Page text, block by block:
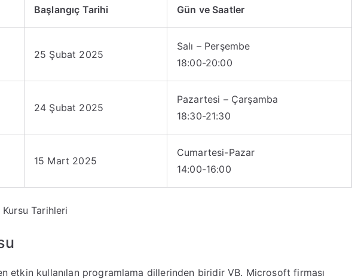
Başlangıç Tarihi Gün ve Saatler
25 Şubat 2025
Salı – Perşembe
18:00-20:00
24 Şubat 2025
Pazartesi – Çarşamba
18:30-21:30
15 Mart 2025
Cumartesi-Pazar
14:00-16:00
Kursu Tarihleri
etkin kullanılan programlama dillerinden biridir VB. Microsoft firması